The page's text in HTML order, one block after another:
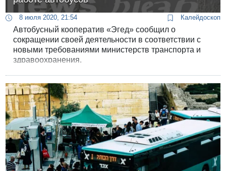
8 июля 2020, 21:54 Калейдоскоп
Автобусный кооператив «Эгед» сообщил о
сокращении своей деятельности в соответствии с
новыми требованиями министерств транспорта и
здравоохранения.